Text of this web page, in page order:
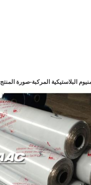
-صورة المنتج